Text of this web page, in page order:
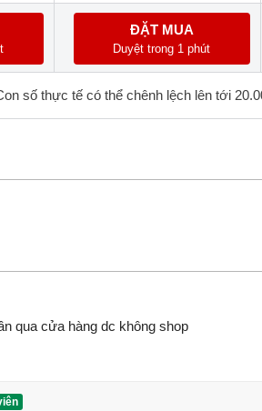
ĐẶT MUA
Duyệt trong 1 phút
số thực tế có thể chênh lệch lên tới
qua cửa hàng dc không shop